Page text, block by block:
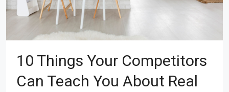
10 Things Your Competitors
Can Teach You About Real